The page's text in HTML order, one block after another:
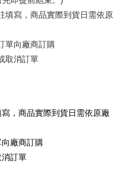
料無料
填寫，商品實際到貨日需依原
單向廠商訂購
取消訂單
，商品實際到貨日需依原廠
廠商訂購
訂單